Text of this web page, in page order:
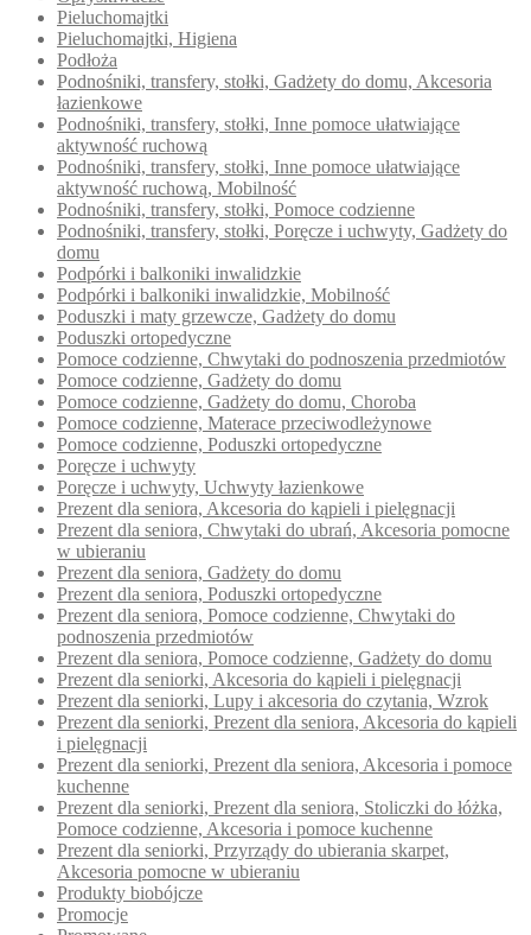
Pieluchomajtki
Pieluchomajtki, Higiena
Podłoża
Podnośniki, transfery, stołki, Gadżety do domu, Akcesoria
łazienkowe
Podnośniki, transfery, stołki, Inne pomoce ułatwiające
aktywność ruchową
Podnośniki, transfery, stołki, Inne pomoce ułatwiające
aktywność ruchową, Mobilność
Podnośniki, transfery, stołki, Pomoce codzienne
Podnośniki, transfery, stołki, Poręcze i uchwyty, Gadżety do
domu
Podpórki i balkoniki inwalidzkie
Podpórki i balkoniki inwalidzkie, Mobilność
Poduszki i maty grzewcze, Gadżety do domu
Poduszki ortopedyczne
Pomoce codzienne, Chwytaki do podnoszenia przedmiotów
Pomoce codzienne, Gadżety do domu
Pomoce codzienne, Gadżety do domu, Choroba
Pomoce codzienne, Materace przeciwodleżynowe
Pomoce codzienne, Poduszki ortopedyczne
Poręcze i uchwyty
Poręcze i uchwyty, Uchwyty łazienkowe
Prezent dla seniora, Akcesoria do kąpieli i pielęgnacji
Prezent dla seniora, Chwytaki do ubrań, Akcesoria pomocne
w ubieraniu
Prezent dla seniora, Gadżety do domu
Prezent dla seniora, Poduszki ortopedyczne
Prezent dla seniora, Pomoce codzienne, Chwytaki do
podnoszenia przedmiotów
Prezent dla seniora, Pomoce codzienne, Gadżety do domu
Prezent dla seniorki, Akcesoria do kąpieli i pielęgnacji
Prezent dla seniorki, Lupy i akcesoria do czytania, Wzrok
Prezent dla seniorki, Prezent dla seniora, Akcesoria do kąpieli
i pielęgnacji
Prezent dla seniorki, Prezent dla seniora, Akcesoria i pomoce
kuchenne
Prezent dla seniorki, Prezent dla seniora, Stoliczki do łóżka,
Pomoce codzienne, Akcesoria i pomoce kuchenne
Prezent dla seniorki, Przyrządy do ubierania skarpet,
Akcesoria pomocne w ubieraniu
Produkty biobójcze
Promocje